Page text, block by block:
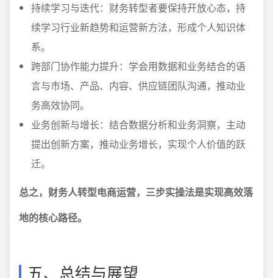
持续学习与迭代：财务转型者要保持开放心态，持
续学习行业新趋势和运营新方法，形成个人知识体
系。
跨部门协作能力提升：学会用数据和业务结合的语
言与市场、产品、内容、供应链团队沟通，推动业
务高效协同。
业务创新与增长：结合数据分析和业务洞察，主动
提出创新方案，推动业务增长，实现个人价值的跃
迁。
总之，财务人转型电商运营，三步实操法是实现高效落
地的核心路径。
五、总结与展望